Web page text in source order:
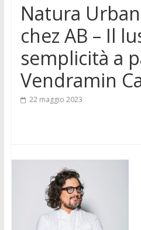
Natura
chez AB – Il
semplicità a
Vendramin
22 maggio 2023